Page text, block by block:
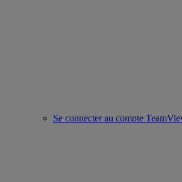
Se connecter au compte